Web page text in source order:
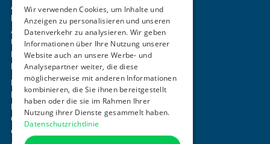
Akademie
Mitgliedschaft
Aktivitäten
Über uns
Login
Kontakt
Impressum
Datenschutz
Barrierefreiheitserklärung
Cookie-Einstellungen anpassen
office@ogni.at
Wir verwenden Cookies, um Inhalte und
Anzeigen zu personalisieren und unseren
Datenverkehr zu analysieren. Wir geben
Informationen über Ihre Nutzung unserer
Website auch an unsere Werbe- und
Analysepartner weiter, die diese
möglicherweise mit anderen Informationen
kombinieren, die Sie ihnen bereitgestellt
haben oder die sie im Rahmen Ihrer
Nutzung ihrer Dienste gesammelt haben.
Datenschutzrichtlinie